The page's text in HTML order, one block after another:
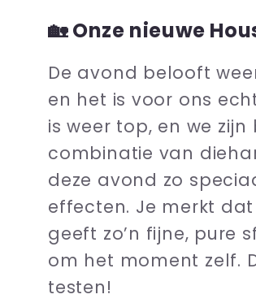
🏡 Onze nieuwe
De avond belooft
en het is voor ons
is weer top, en we
combinatie van
deze avond zo
effecten. Je merkt
geeft zo’n fijne, pure
om het moment zelf.
testen!